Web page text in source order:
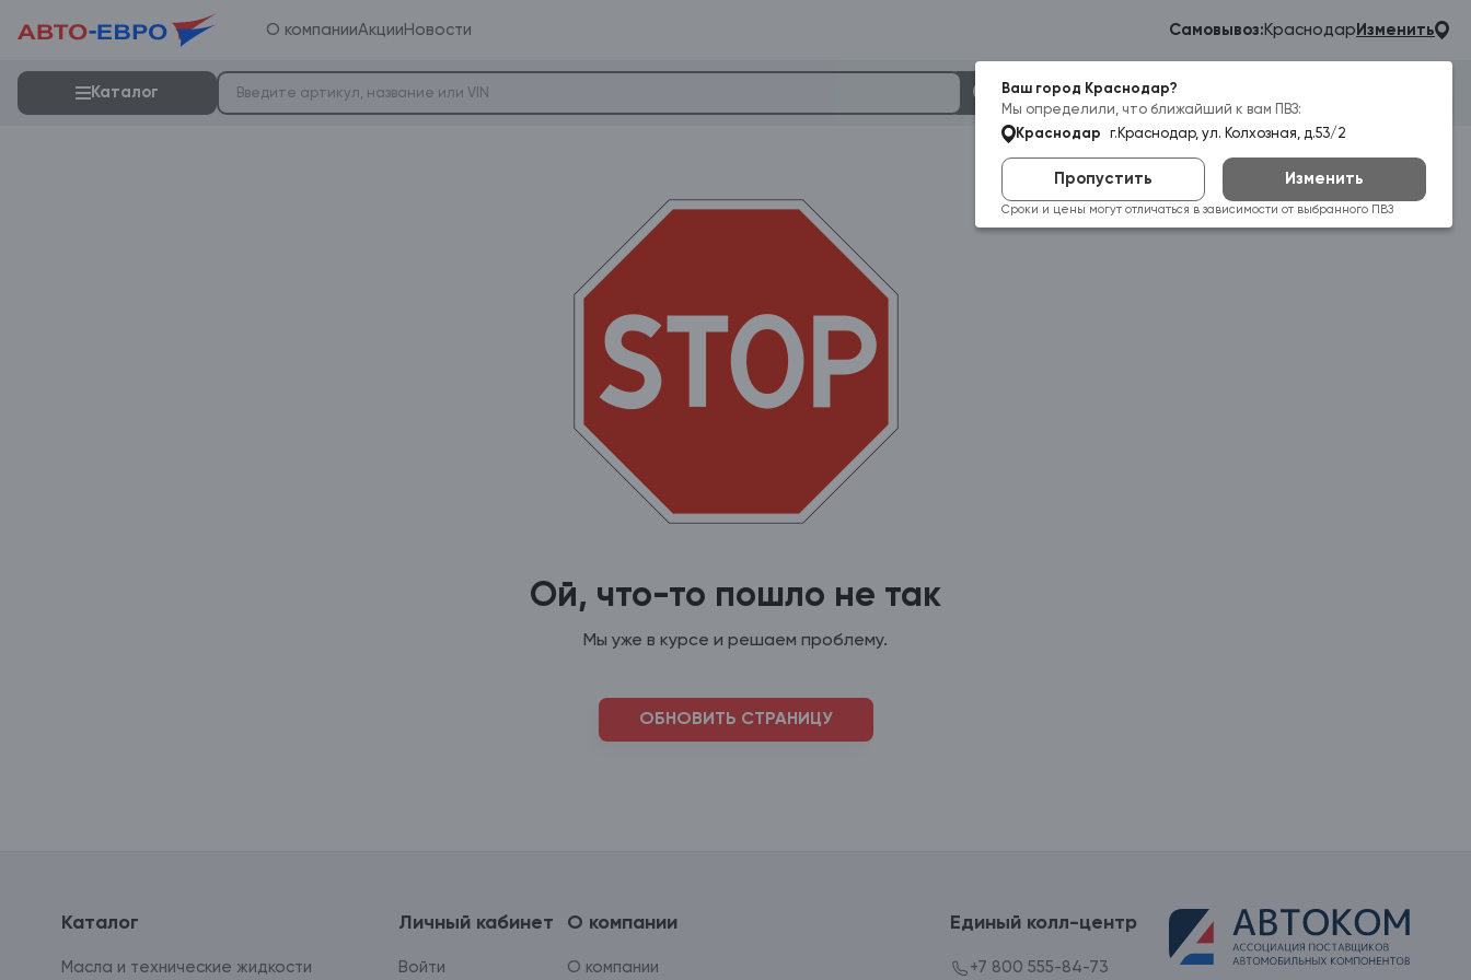
О компанииАкции Новости Самовывоз: Краснодар Изменить
Ваш город Краснодар?
Мы определили, что ближайший к вам ПВЗ:
Краснодар
г.Краснодар, ул. Колхозная, д.53/2
Пропустить Изменить
Сроки и цены могут отличаться в зависимости от выбранного ПВЗ
Каталог
Гараж
Ой, что-то пошло не так
Мы уже в курсе и решаем проблему.
ОБНОВИТЬ СТРАНИЦУ
Каталог
Масла и технические жидкости
Личный кабинет
Войти
О компании
О компании
Единый колл-центр
+7 800 555-84-73